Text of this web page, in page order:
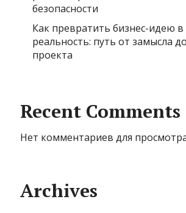
безопасности
Как превратить бизнес-идею в
реальность: путь от замысла до
проекта
Recent Comments
Нет комментариев для
Archives